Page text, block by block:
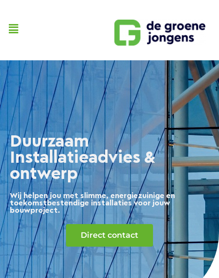
Duurzaam
Installatieadvies &
ontwerp
Wij helpen jou met slimme, energiezuinige en
toekomstbestendige installaties voor jouw
bouwproject.
Direct contact